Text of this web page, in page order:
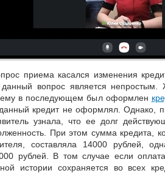
приема касался изменения
данный вопрос является
в последующем был оформлен
кредит не оформлял. Однако,
узнала, что ее долг
При этом сумма кредита,
составляла 14000 рублей,
рублей. В том случае если
истории сохраняется во всех